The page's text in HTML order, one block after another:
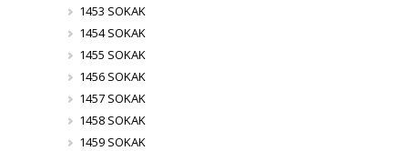
1453 SOKAK
1454 SOKAK
1455 SOKAK
1456 SOKAK
1457 SOKAK
1458 SOKAK
1459 SOKAK